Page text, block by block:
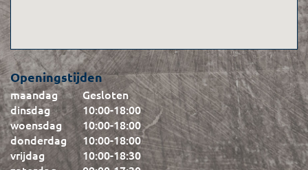
Openingstijden
maandag
Gesloten
dinsdag
10:00-18:00
woensdag
10:00-18:00
donderdag
10:00-18:00
vrijdag
10:00-18:30